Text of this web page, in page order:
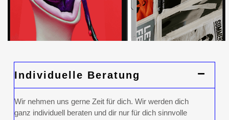
Individuelle Beratung
Wir nehmen uns gerne Zeit für dich. Wir werden dich
ganz individuell beraten und dir nur für dich sinnvolle